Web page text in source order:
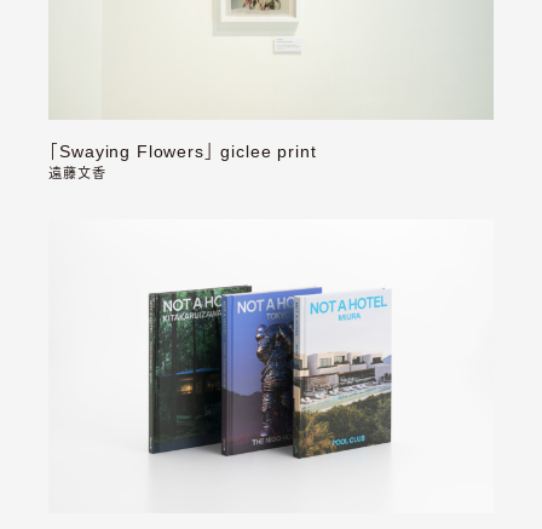
「Swaying Flowers」 giclee print
遠藤文香